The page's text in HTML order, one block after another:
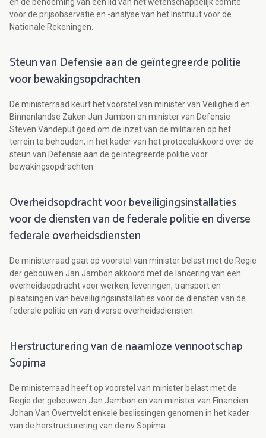
voor de prijsobservatie en -analyse van het Instituut voor de
Nationale Rekeningen.
Steun van Defensie aan de geïntegreerde politie
voor bewakingsopdrachten
De ministerraad keurt het voorstel van minister van Veiligheid en
Binnenlandse Zaken Jan Jambon en minister van Defensie
Steven Vandeput goed om de inzet van de militairen op het
terrein te behouden, in het kader van het protocolakkoord over de
steun van Defensie aan de geïntegreerde politie voor
bewakingsopdrachten.
Overheidsopdracht voor beveiligingsinstallaties
voor de diensten van de federale politie en diverse
federale overheidsdiensten
De ministerraad gaat op voorstel van minister belast met de Regie
der gebouwen Jan Jambon akkoord met de lancering van een
overheidsopdracht voor werken, leveringen, transport en
plaatsingen van beveiligingsinstallaties voor de diensten van de
federale politie en van diverse overheidsdiensten.
Herstructurering van de naamloze vennootschap
Sopima
De ministerraad heeft op voorstel van minister belast met de
Regie der gebouwen Jan Jambon en van minister van Financiën
Johan Van Overtveldt enkele beslissingen genomen in het kader
van de herstructurering van de nv Sopima.